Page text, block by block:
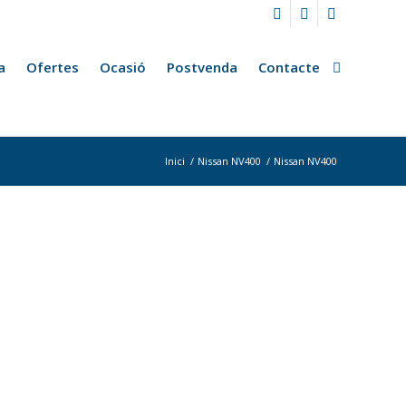
Ofertes Ocasió Postvenda Contacte
Inici / Nissan NV400 / Nissan NV400